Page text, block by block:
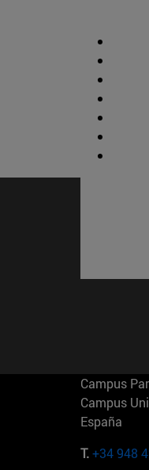
Campus
Campus
España
T.+34 948